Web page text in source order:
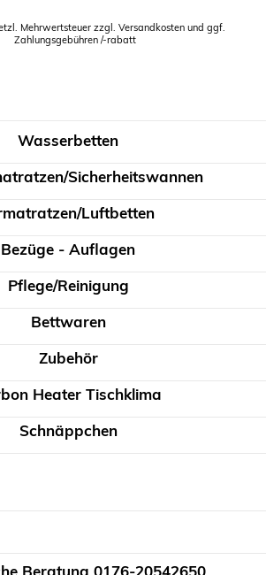
Mehrwertsteuer zzgl. Versandkosten und ggf.
Zahlungsgebühren /-rabatt
Wasserbetten
Sicherheitswannen
Luftbetten
Bezüge - Auflagen
Pflege/Reinigung
Bettwaren
Zubehör
Heater Tischklima
Schnäppchen
Beratung 0176-20542650